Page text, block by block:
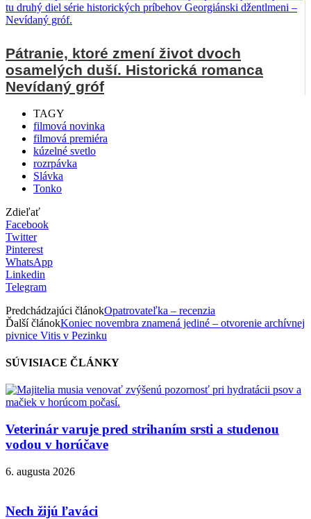
Pátranie, ktoré zmení život dvoch
osamelých duší. Historická romanca
Nevídaný gróf
TAGY
filmová novinka
filmová premiéra
kúzelné svetlo
rozrpávka
Slávka
Tonko
Zdieľať
Facebook
Twitter
Pinterest
WhatsApp
Linkedin
Telegram
Predchádzajúci článokOpatrovateľka – recenzia
Ďalší článokKoniec novembra znamená jediné – otvorenie archívnej
pivnice Vitis v Pezinku
SÚVISIACE ČLÁNKY
Veterinár varuje pred strihaním srsti a studenou
vodou v horúčave
6. augusta 2026
Nech žijú ľaváci